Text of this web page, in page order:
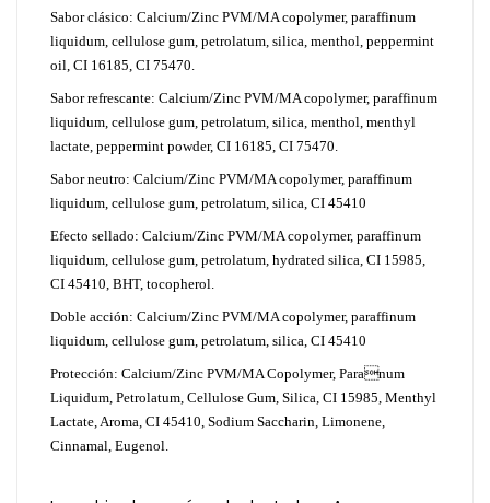
Sabor clásico: Calcium/Zinc PVM/MA copolymer, paraffinum
liquidum, cellulose gum, petrolatum, silica, menthol, peppermint
oil, CI 16185, CI 75470.
Sabor refrescante: Calcium/Zinc PVM/MA copolymer, paraffinum
liquidum, cellulose gum, petrolatum, silica, menthol, menthyl
lactate, peppermint powder, CI 16185, CI 75470.
Sabor neutro: Calcium/Zinc PVM/MA copolymer, paraffinum
liquidum, cellulose gum, petrolatum, silica, CI 45410
Efecto sellado: Calcium/Zinc PVM/MA copolymer, paraffinum
liquidum, cellulose gum, petrolatum, hydrated silica, CI 15985,
CI 45410, BHT, tocopherol.
Doble acción: Calcium/Zinc PVM/MA copolymer, paraffinum
liquidum, cellulose gum, petrolatum, silica, CI 45410
Protección: Calcium/Zinc PVM/MA Copolymer, Paranum
Liquidum, Petrolatum, Cellulose Gum, Silica, CI 15985, Menthyl
Lactate, Aroma, CI 45410, Sodium Saccharin, Limonene,
Cinnamal, Eugenol.